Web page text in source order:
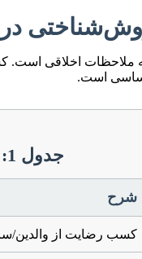
به ملاحظات اخلاقی
است.
جدول 1: ملاحظات کلیدی در پژوهش‌های کودک و نوجوان
شرح
کسب رضایت از والدین/